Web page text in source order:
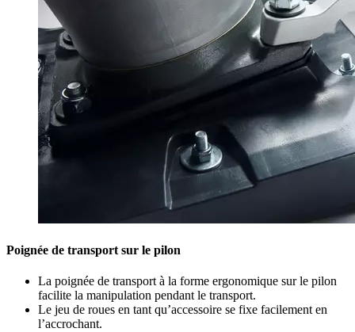
Poignée de transport sur le pilon
La poignée de transport à la forme ergonomique sur le pilon
facilite la manipulation pendant le transport.
Le jeu de roues en tant qu’accessoire se fixe facilement en
l’accrochant.